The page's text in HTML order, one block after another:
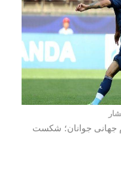
جهانی جوانان؛ شکست